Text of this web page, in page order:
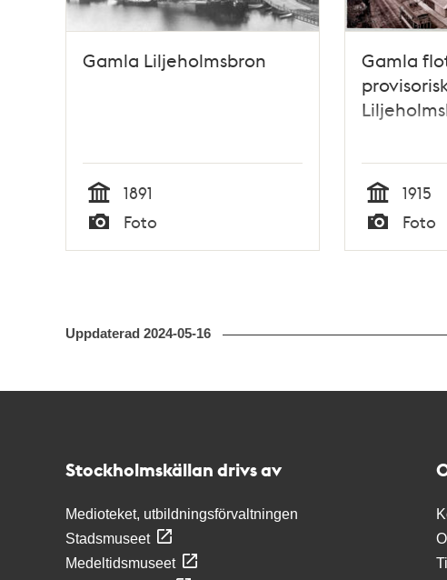
Gamla Liljeholmsbron
Tid
1891
Typ
Foto
Gamla
Tid
1915
Typ
Foto
Uppdaterad 2024-05-16
Stockholmskällan drivs av
Medioteket, utbildningsförvaltningen
Stadsmuseet
Medeltidsmuseet